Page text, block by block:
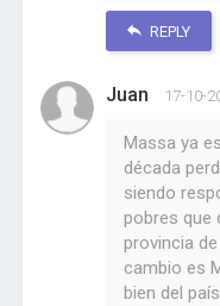
REPLY
Juan 17-10-
Massa ya
década
siendo
pobres que
provincia
cambio es
bien del